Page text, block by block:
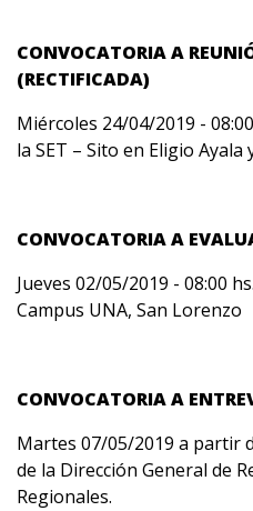
CONVOCATORIA A
(RECTIFICADA)
Miércoles 24/04/2019 -
la SET – Sito en Eligio
CONVOCATORIA A
Jueves 02/05/2019 - 08:00
Campus UNA, San Lorenzo
CONVOCATORIA A
Martes 07/05/2019 a partir
de la Dirección General de
Regionales.